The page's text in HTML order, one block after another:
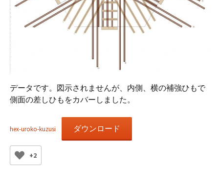
データです。図示されませんが、内側、横の補強ひもで
側面の差しひもをカバーしました。
hex-uroko-kuzusi ダウンロード
+2